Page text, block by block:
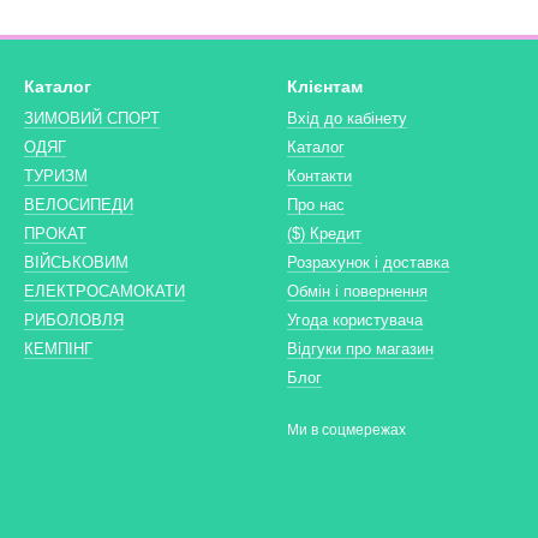
Лижі, cпорт товари
ретельну перевірку нашими майстрами. Всі несправні
і порядність під час покупки ми гарантуємо, тому
бу, в києві з доставкою по Україні. Ми завозимо велосипеди з
Giant, Merida. У нас Ви завжди зможете підібрати недорогий
Каталог
ЗИМОВИЙ СПОРТ
ОДЯГ
ТУРИЗМ
ВЕЛОСИПЕДИ
ПРОКАТ
ВІЙСЬКОВИМ
ЕЛЕКТРОСАМОКАТИ
РИБОЛОВЛЯ
КЕМПІНГ
Клієнтам
Вхід до кабінету
Каталог
Контакти
Про нас
($) Кредит
Розрахунок і доставка
Обмін і повернення
Угода користувача
Відгуки про магазин
Блог
Ми в соцмережах